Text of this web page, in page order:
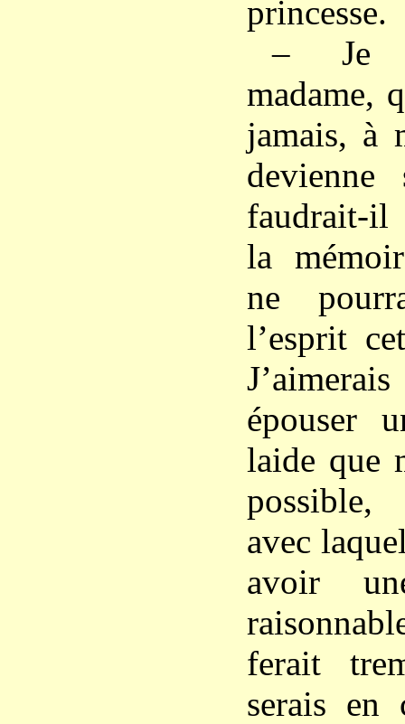
princesse.
– Je
madame,
jamais, à
faudrait-il
la
ne
l’esprit
épouser
laide que
possible,
avec
avoir
ferait
serais en